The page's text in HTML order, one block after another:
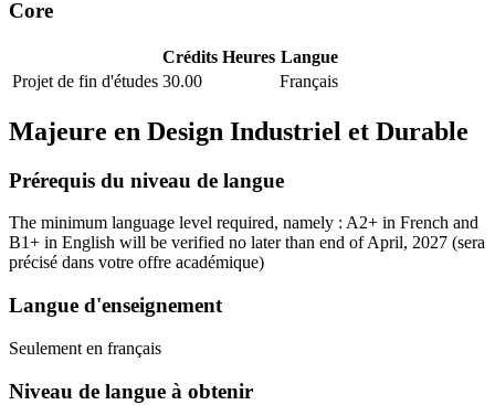
Core
Crédits Heures Langue
Projet de fin d'études 30.00 Français
Majeure en Design Industriel et Durable
Prérequis du niveau de langue
The minimum language level required, namely : A2+ in French and
B1+ in English will be verified no later than end of April, 2027 (sera
précisé dans votre offre académique)
Langue d'enseignement
Seulement en français
Niveau de langue à obtenir